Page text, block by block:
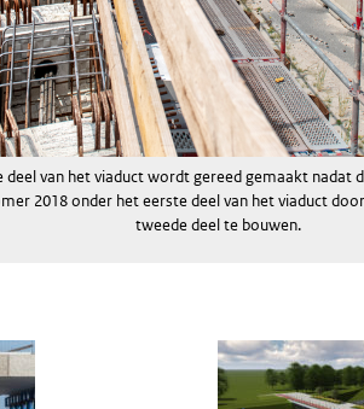
deel van het viaduct wordt gereed gemaakt nadat
2018 onder het eerste deel van het viaduct
tweede deel te bouwen.